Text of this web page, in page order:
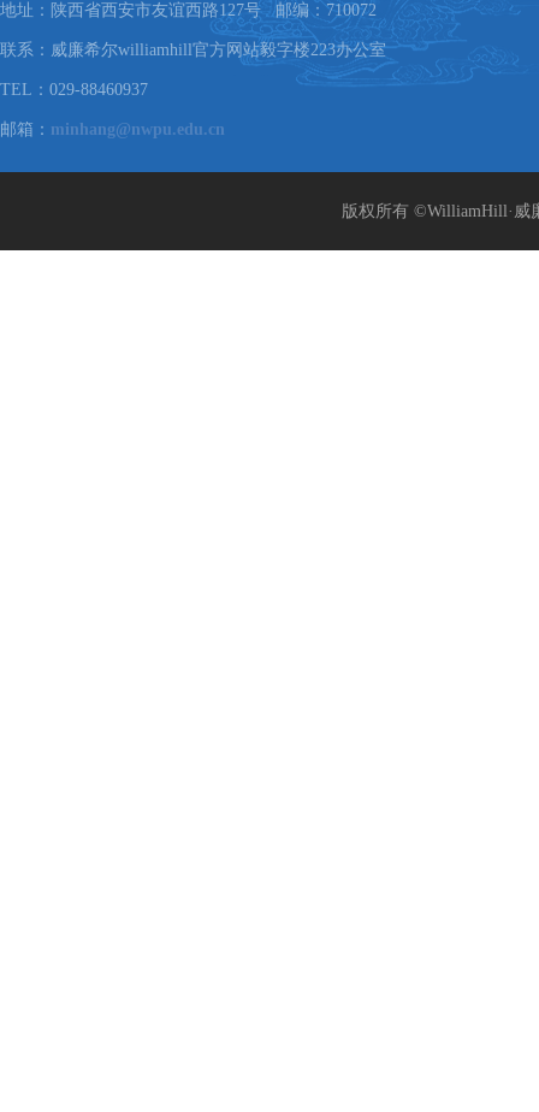
地址：陕西省西安市友谊西路127号 邮编：710072
联系：威廉希尔williamhill官方网站毅字楼223办公室
TEL：029-88460937
邮箱： minhang@nwpu.edu.cn
版权所有 ©WilliamHill·